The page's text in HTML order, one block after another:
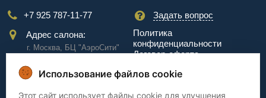
+7 925 787-11-77
Задать вопрос
Адрес салона:
г. Москва, БЦ "АэроCити"
Куркинское ш., стр.2, 17
этаж
Политика
конфиденциальности
Договор-оферта
Сервис
Использование файлов cookie
Этот сайт использует файлы cookie для улучшения